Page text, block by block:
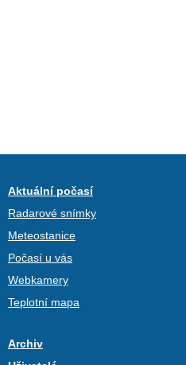
Aktuální počasí
Radarové snímky
Meteostanice
Počasí u vás
Webkamery
Teplotní mapa
Archiv